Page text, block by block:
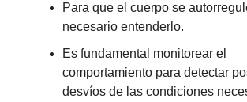
Para que el cuerpo se
necesario entenderlo.
Es fundamental monitorear el
comportamiento para detectar
desvíos de las condiciones